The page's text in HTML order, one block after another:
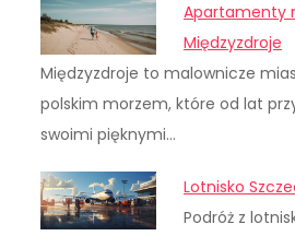
Apartamenty
Międzyzdroje
Międzyzdroje to malownicze
polskim morzem, które od lat
swoimi pięknymi…
Lotnisko
Podróż z